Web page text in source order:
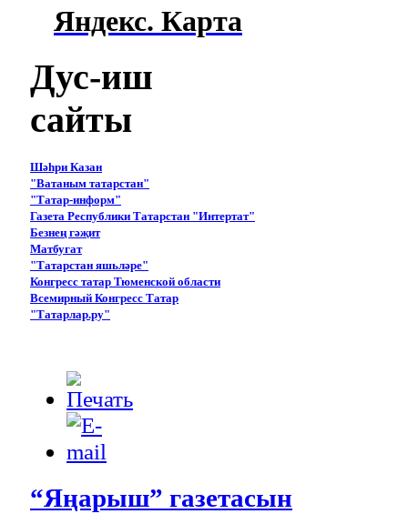
Яндекс. Карта
Дус-иш
сайты
Шәһри Казан
"Ватаным татарстан"
"Татар-информ"
Газета Республики Татарстан "Интертат"
Безнең гәҗит
Матбугат
"Татарстан яшьләре"
Конгресс татар Тюменской области
Всемирный Конгресс Татар
"Татарлар.ру"
“Яңарыш” газетасын